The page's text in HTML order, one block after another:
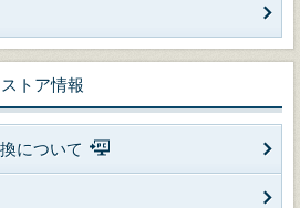
トア情報
について